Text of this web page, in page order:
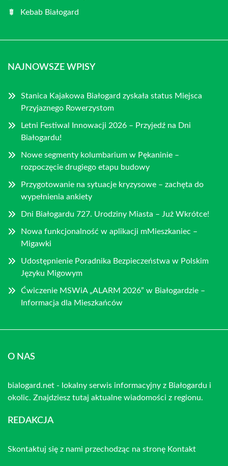
Kebab Białogard
NAJNOWSZE WPISY
Stanica Kajakowa Białogard zyskała status Miejsca
Przyjaznego Rowerzystom
Letni Festiwal Innowacji 2026 – Przyjedź na Dni
Białogardu!
Nowe segmenty kolumbarium w Pękaninie –
rozpoczęcie drugiego etapu budowy
Przygotowanie na sytuacje kryzysowe – zachęta do
wypełnienia ankiety
Dni Białogardu 727. Urodziny Miasta – Już Wkrótce!
Nowa funkcjonalność w aplikacji mMieszkaniec –
Migawki
Udostępnienie Poradnika Bezpieczeństwa w Polskim
Języku Migowym
Ćwiczenie MSWiA „ALARM 2026” w Białogardzie –
Informacja dla Mieszkańców
O NAS
bialogard.net - lokalny serwis informacyjny z Białogardu i
okolic. Znajdziesz tutaj aktualne wiadomości z regionu.
REDAKCJA
Skontaktuj się z nami przechodząc na stronę Kontakt